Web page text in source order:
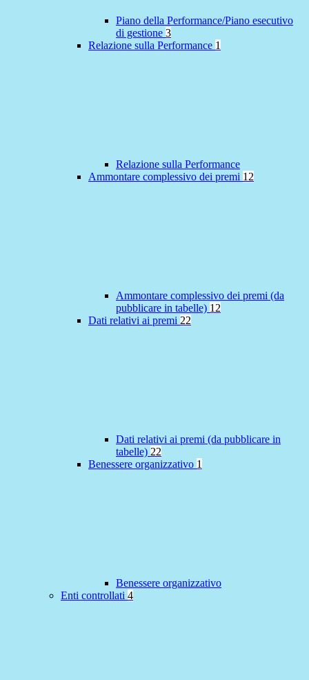
Piano della Performance/Piano esecutivo
di gestione 3
Relazione sulla Performance 1
Relazione sulla Performance
Ammontare complessivo dei premi 12
Ammontare complessivo dei premi (da
pubblicare in tabelle) 12
Dati relativi ai premi 22
Dati relativi ai premi (da pubblicare in
tabelle) 22
Benessere organizzativo 1
Benessere organizzativo
Enti controllati 4